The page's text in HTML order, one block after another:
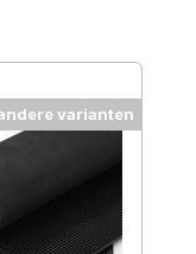
varianten